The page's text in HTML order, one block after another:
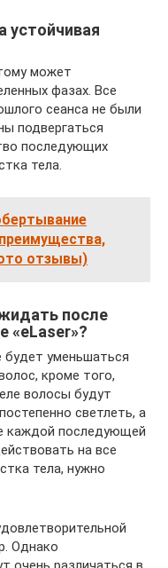
устойчивая
может
фазах. Все
сеанса не были
подвергаться
последующих
тела.
отзывы)
после
«eLaser»?
уменьшаться
кроме того,
волосы будут
светлеть, а
каждой последующей
на все
тела, нужно
Однако